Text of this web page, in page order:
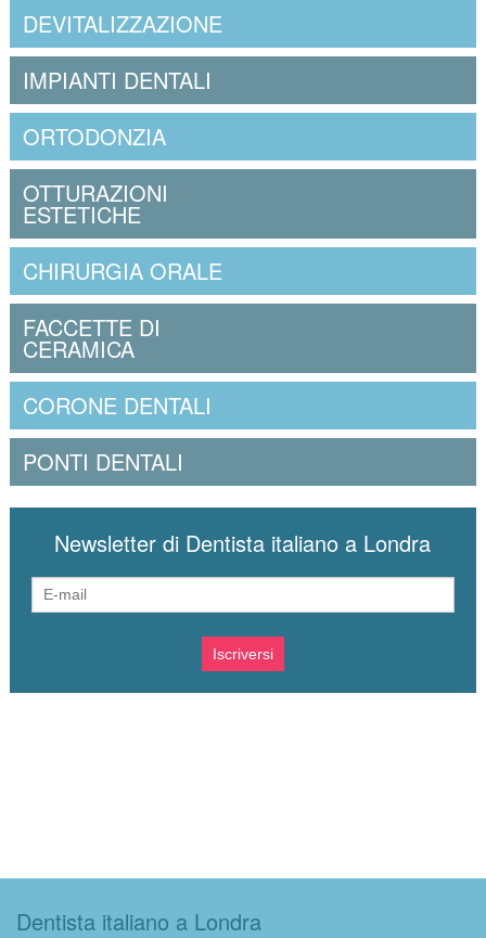
DEVITALIZZAZIONE
IMPIANTI DENTALI
ORTODONZIA
OTTURAZIONI
ESTETICHE
CHIRURGIA ORALE
FACCETTE DI
CERAMICA
CORONE DENTALI
PONTI DENTALI
Newsletter di Dentista italiano a Londra
Dentista italiano a Londra